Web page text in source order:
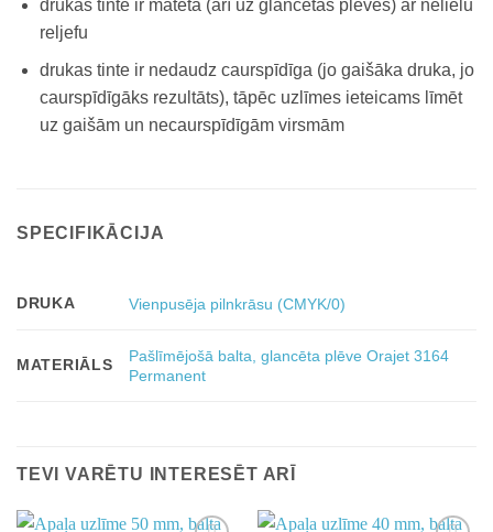
drukas tinte ir matēta (arī uz glancētas plēves) ar nelielu
reljefu
drukas tinte ir nedaudz caurspīdīga (jo gaišāka druka, jo
caurspīdīgāks rezultāts), tāpēc uzlīmes ieteicams līmēt
uz gaišām un necaurspīdīgām virsmām
SPECIFIKĀCIJA
DRUKA Vienpusēja pilnkrāsu (CMYK/0)
MATERIĀLS
Pašlīmējošā balta, glancēta plēve Orajet 3164
Permanent
TEVI VARĒTU INTERESĒT ARĪ